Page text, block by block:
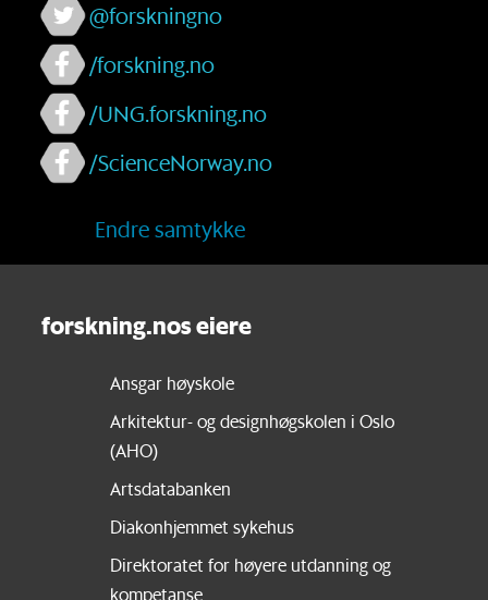
@forskningno
/forskning.no
/UNG.forskning.no
/ScienceNorway.no
Endre samtykke
forskning.nos eiere
Ansgar høyskole
Arkitektur- og designhøgskolen i Oslo
(AHO)
Artsdatabanken
Diakonhjemmet sykehus
Direktoratet for høyere utdanning og
kompetanse